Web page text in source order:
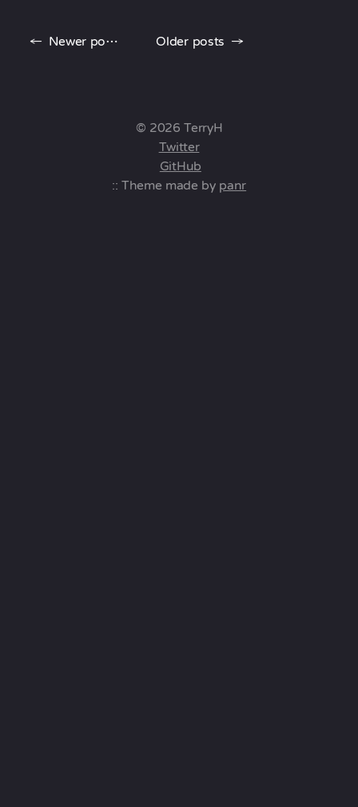
← Newer posts Older posts →
© 2026 TerryH
Twitter
GitHub
:: Theme made by panr